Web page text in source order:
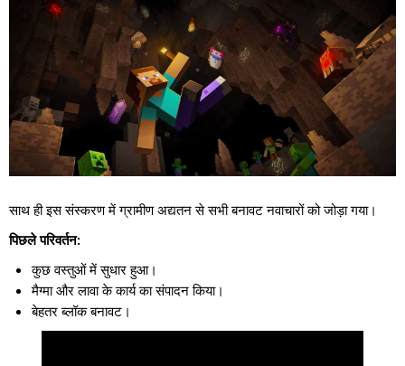
साथ ही इस संस्करण में ग्रामीण अद्यतन से सभी बनावट नवाचारों को जोड़ा गया।
पिछले परिवर्तन:
कुछ वस्तुओं में सुधार हुआ।
मैग्मा और लावा के कार्य का संपादन किया।
बेहतर ब्लॉक बनावट।